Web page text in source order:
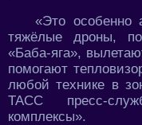
«Это особенно
тяжёлые дроны,
«Баба-яга»,
помогают
любой технике в
ТАСС пресс-
комплексы».